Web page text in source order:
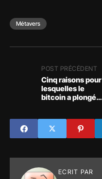
Métavers
POST PRÉCÉDENT
Cinq raisons pour
lesquelles le
bitcoin a plongé
ECRIT PAR